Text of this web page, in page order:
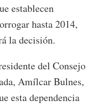
establecen
hasta 2014,
la decisión.
del Consejo
Amílcar Bulnes,
esta dependencia